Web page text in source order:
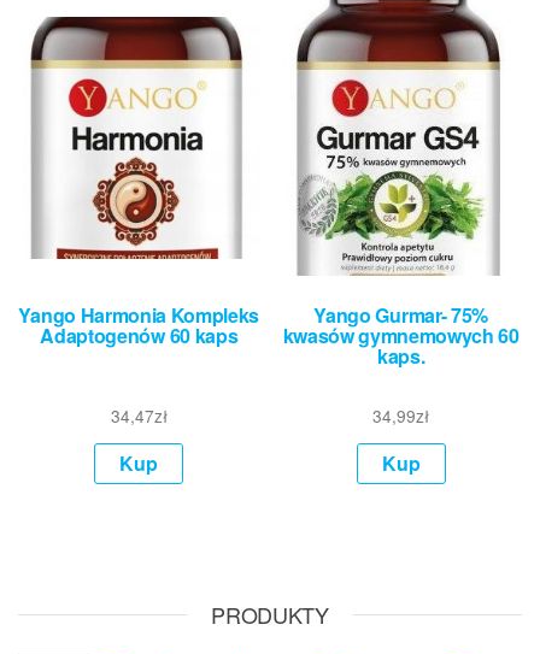
Yango Harmonia Kompleks
Adaptogenów 60 kaps
34,47zł
Kup
Yango Gurmar- 75%
kwasów gymnemowych 60
kaps.
34,99zł
Kup
PRODUKTY